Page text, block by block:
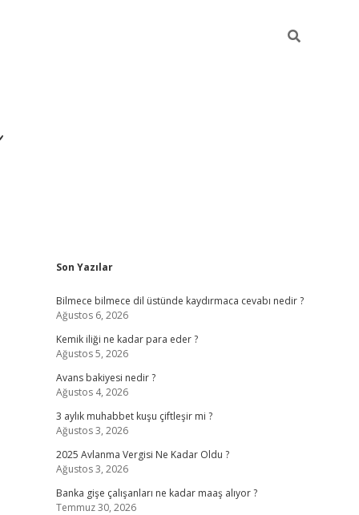
Sidebar
Son Yazılar
Bilmece bilmece dil üstünde kaydırmaca cevabı nedir ?
Ağustos 6, 2026
Kemik iliği ne kadar para eder ?
Ağustos 5, 2026
Avans bakiyesi nedir ?
Ağustos 4, 2026
3 aylık muhabbet kuşu çiftleşir mi ?
Ağustos 3, 2026
2025 Avlanma Vergisi Ne Kadar Oldu ?
Ağustos 3, 2026
Banka gişe çalışanları ne kadar maaş alıyor ?
Temmuz 30, 2026